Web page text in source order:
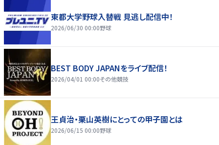
東都大学野球入替戦 見逃し配信中！
2026/06/30 00:00野球
BEST BODY JAPANをライブ配信！
2026/04/01 00:00その他競技
王貞治・栗山英樹にとっての甲子園とは
2026/06/15 00:00野球